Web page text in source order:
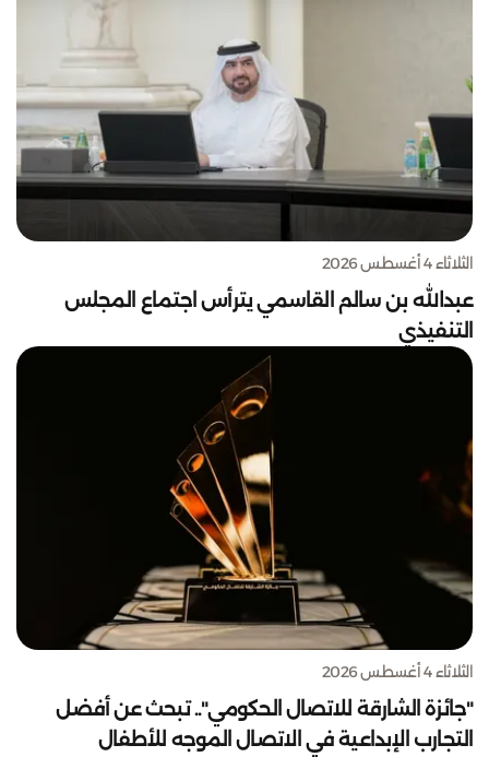
الثلاثاء 4 أغسطس 2026
عبدالله بن سالم القاسمي يترأس اجتماع المجلس
التنفيذي
الثلاثاء 4 أغسطس 2026
"جائزة الشارقة للاتصال الحكومي".. تبحث عن أفضل
التجارب الإبداعية في الاتصال الموجه للأطفال